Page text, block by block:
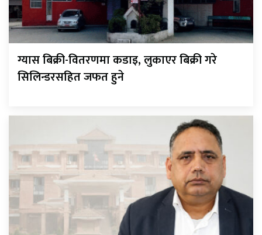
ग्यास बिक्री-वितरणमा कडाइ, लुकाएर बिक्री गरे
सिलिन्डरसहित जफत हुने